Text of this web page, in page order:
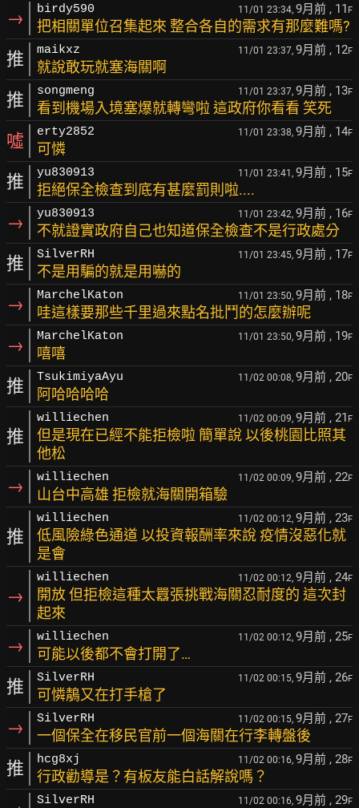
→ birdy590 11/01 23:34, 9月前 , 11 F
把相關單位召集起來 整合各自的需求有那麼難嗎?
推 maikxz 11/01 23:37, 9月前 , 12F
就說敢玩就塞海關啊
推 songmeng 11/01 23:37, 9月前 , 13F
看到機場入境塞爆就轉彎啦 這政府你看看 笑死
噓 erty2852 11/01 23:38, 9月前 , 14F
可憐
推 yu830913 11/01 23:41, 9月前 , 15F
拒絕保全檢查到底有甚麼罰則啦....
→ yu830913 11/01 23:42, 9月前 , 16F
不就證實政府自己也知道保全檢查不是行政處分
推 SilverRH 11/01 23:45, 9月前 , 17F
不是用騙的就是用嚇的
→ MarchelKaton 11/01 23:50, 9月前 , 18F
哇這樣要那些千里過來點名批鬥的怎麼辦呢
→ MarchelKaton 11/01 23:50, 9月前 , 19F
嘻嘻
推 TsukimiyaAyu 11/02 00:08, 9月前 , 20F
阿哈哈哈哈
推
williechen 11/02 00:09, 9月前 , 21 F
但是現在已經不能拒檢啦 簡單說 以後桃園比照其
他松
→ williechen 11/02 00:09, 9月前 , 22F
山台中高雄 拒檢就海關開箱驗
推
williechen 11/02 00:12, 9月前 , 23F
低風險綠色通道 以投資報酬率來說 疫情沒惡化就
是會
→
williechen 11/02 00:12, 9月前 , 24F
開放 但拒檢這種太囂張挑戰海關忍耐度的 這次封
起來
→ williechen 11/02 00:12, 9月前 , 25F
可能以後都不會打開了…
推 SilverRH 11/02 00:15, 9月前 , 26F
可憐鶄又在打手槍了
→ SilverRH 11/02 00:15, 9月前 , 27F
一個保全在移民官前一個海關在行李轉盤後
推 hcg8xj 11/02 00:16, 9月前 , 28F
行政勸導是？有板友能白話解說嗎？
SilverRH 11/02 00:16, 9月前 , 29F